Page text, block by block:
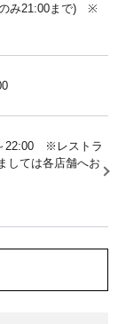
み21:00まで) ※
22:00 ※レストラ
しては各店舗へお